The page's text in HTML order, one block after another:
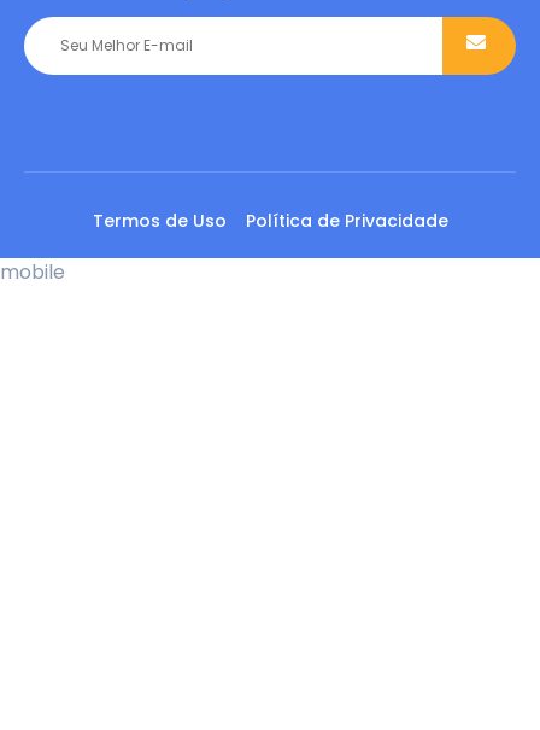
Termos de Uso Política de Privacidade